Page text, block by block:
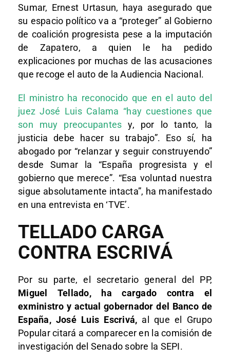
Sumar, Ernest Urtasun, haya asegurado que
su espacio político va a “proteger” al Gobierno
de coalición progresista pese a la imputación
de Zapatero, a quien le ha pedido
explicaciones por muchas de las acusaciones
que recoge el auto de la Audiencia Nacional.
El ministro ha reconocido que en el auto del
juez José Luis Calama “hay cuestiones que
son muy preocupantes y, por lo tanto, la
justicia debe hacer su trabajo”. Eso sí, ha
abogado por “relanzar y seguir construyendo”
desde Sumar la “España progresista y el
gobierno que merece”. “Esa voluntad nuestra
sigue absolutamente intacta”, ha manifestado
en una entrevista en ‘TVE’.
TELLADO CARGA
CONTRA ESCRIVÁ
Por su parte, el secretario general del PP,
Miguel Tellado, ha cargado contra el
exministro y actual gobernador del Banco de
España, José Luis Escrivá, al que el Grupo
Popular citará a comparecer en la comisión de
investigación del Senado sobre la SEPI.